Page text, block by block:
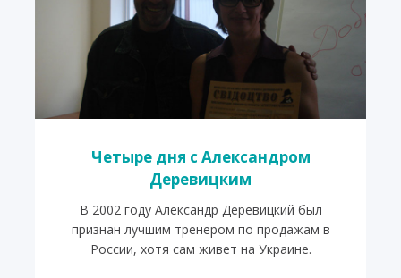
Четыре дня с Александром
Деревицким
В 2002 году Александр Деревицкий был
признан лучшим тренером по продажам в
России, хотя сам живет на Украине.